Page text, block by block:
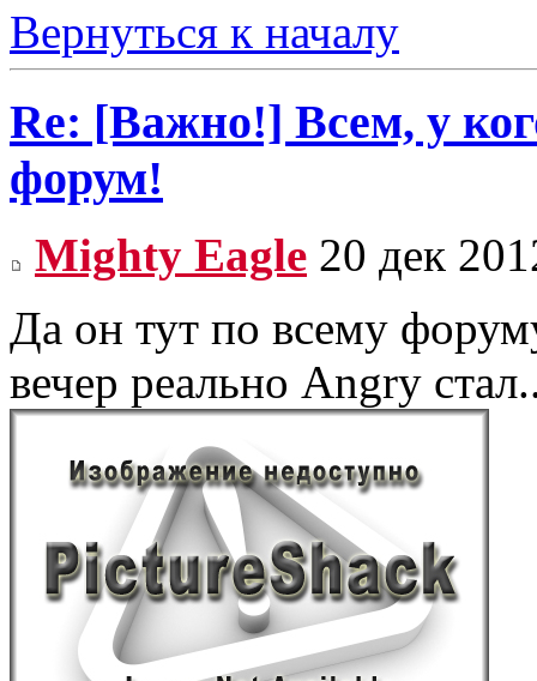
Вернуться к началу
Re: [Важно!] Всем, у
форум!
Mighty Eagle 20 дек
Да он тут по всему
вечер реально Angry